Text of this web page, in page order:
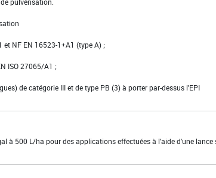
et NF EN 16523-1+A1 (type A) ;
ISO 27065/A1 ;
de catégorie III et de type PB (3) à porter par-dessus l'EPI
à 500 L/ha pour des applications effectuées à l'aide d'une lance